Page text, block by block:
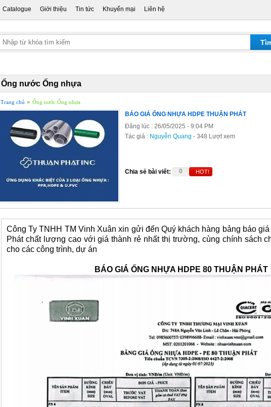
Catalogue Giới thiệu Tin tức Khuyến mại Liên hệ
Ống nước Ống nhựa
Trang chủ » Ống nước Ống nhựa
BÁO GIÁ ỐNG NHỰA HDPE THUẬN PHÁT
Đăng lúc : 26/05/2025 - 9:04 PM
Tác giả : Nguyễn Quang - 348 Lượt xem
Chia sẻ bài viết: 0 HOT!
Công Ty TNHH TM Vinh Xuân xin gửi đến Quý khách hàng bảng báo
Phát chất lượng cao với giá thành rẻ nhất thị trường, cùng chính sách
cho các công trình, dự án
BÁO GIÁ ỐNG NHỰA HDPE 80 THUẬN PHÁT